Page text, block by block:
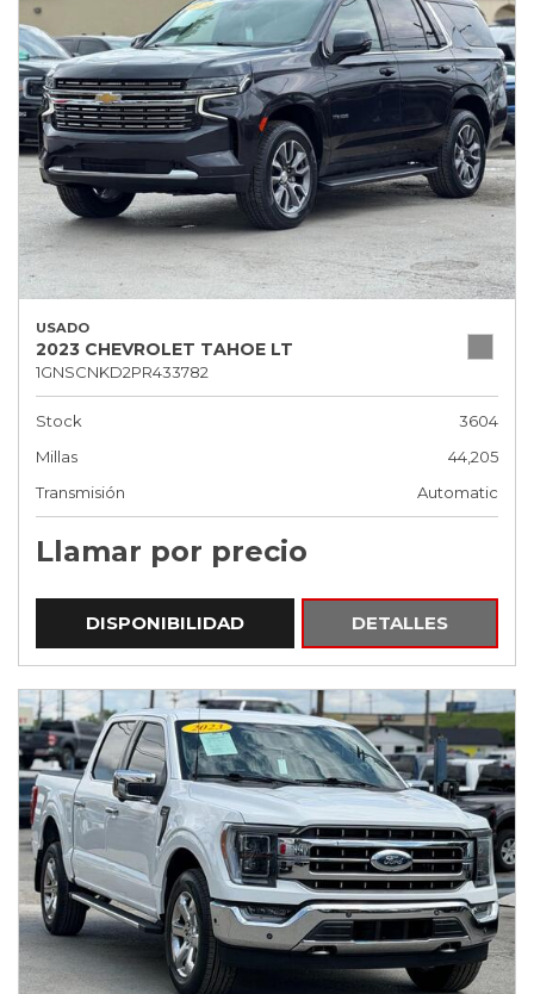
USADO
2023 CHEVROLET TAHOE LT
1GNSCNKD2PR433782
Stock
3604
Millas
44,205
Transmisión
Automatic
Llamar por precio
DISPONIBILIDAD DETALLES